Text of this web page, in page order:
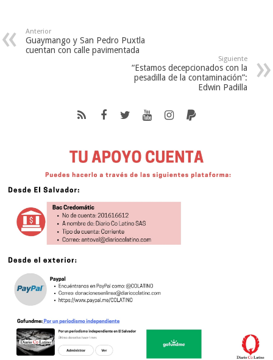
Anterior
Guaymango y San Pedro Puxtla
cuentan con calle pavimentada
Siguiente
“Estamos decepcionados con la
pesadilla de la contaminación”:
Edwin Padilla